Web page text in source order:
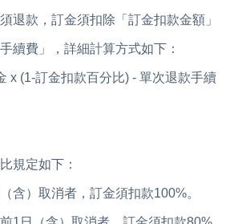
退款，訂金須扣除「訂金扣款金額」
續費」，詳細計算方式如下：
x (1-訂金扣款百分比) - 單次退款手續
規定如下：
含）取消者，訂金須扣款100%。